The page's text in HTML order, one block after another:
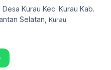
Kurau Kec. Kurau Kab.
Selatan Kurau